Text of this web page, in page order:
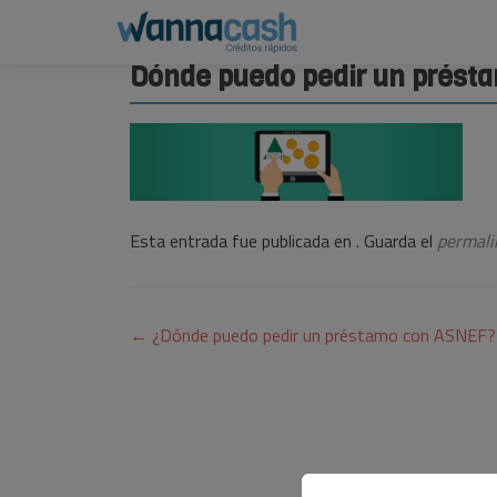
Dónde puedo pedir un
Esta entrada fue publicada en . Guarda el
Navegación
← ¿Dónde puedo pedir un préstamo con ASNEF?